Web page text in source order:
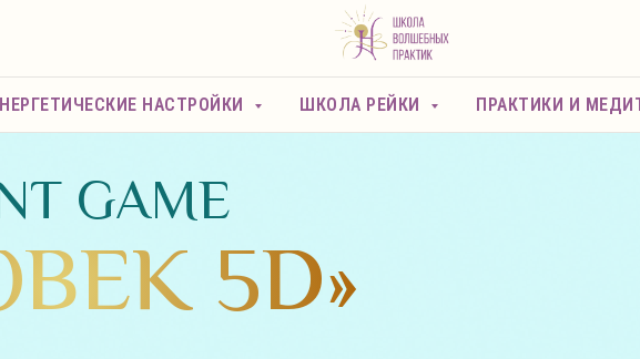
НАСТРОЙКИ ШКОЛА РЕЙКИ ПРАКТИКИ И
GAME
5D»